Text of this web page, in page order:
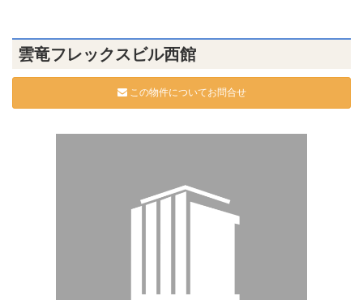
雲竜フレックスビル西館
この物件についてお問合せ